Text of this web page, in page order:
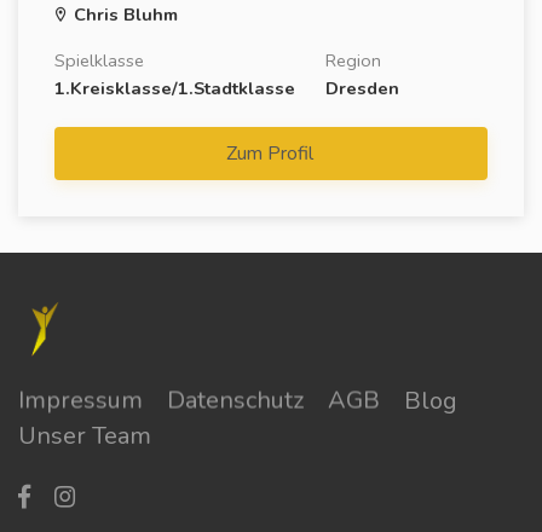
Chris Bluhm
Spielklasse
1.Kreisklasse/1.Stadtklasse
Region
Dresden
Zum Profil
Impressum Datenschutz AGB
Blog
Unser Team